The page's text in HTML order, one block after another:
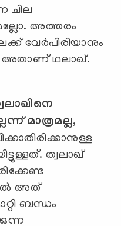
ചില
അത്തരം
വേര്‍പിരിയാനും
അതാണ് ഥലാഖ്.
മാത്രമല്ല,
ത്വലാഖ്
അത്
ബന്ധം